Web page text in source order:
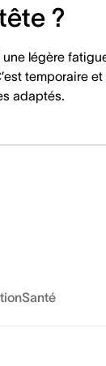
?
légère
temporaire et
adaptés.